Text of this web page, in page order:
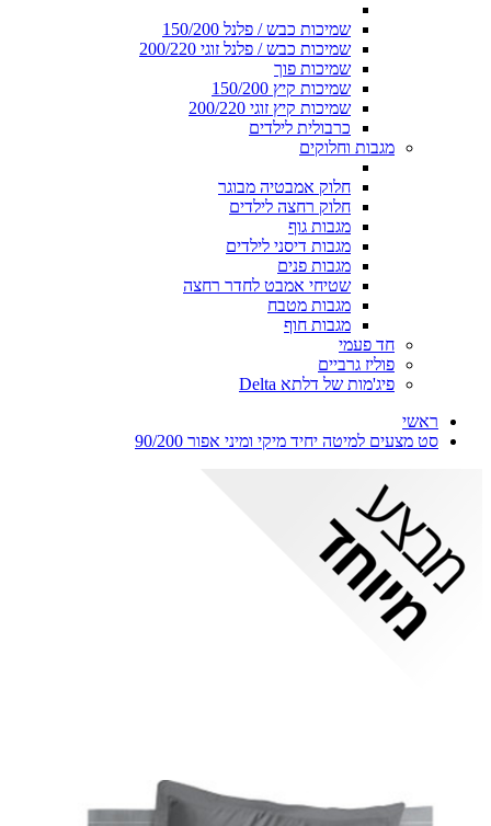
שמיכות כבש / פלנל 150/200
שמיכות כבש / פלנל זוגי 200/220
שמיכות פוך
שמיכות קיץ 150/200
שמיכות קיץ זוגי 200/220
כרבולית לילדים
מגבות וחלוקים
חלוק אמבטיה מבוגר
חלוק רחצה לילדים
מגבות גוף
מגבות דיסני לילדים
מגבות פנים
שטיחי אמבט לחדר רחצה
מגבות מטבח
מגבות חוף
חד פעמי
פוליז גרביים
פיג'מות של דלתא Delta
ראשי
סט מצעים למיטה יחיד מיקי ומיני אפור 90/200